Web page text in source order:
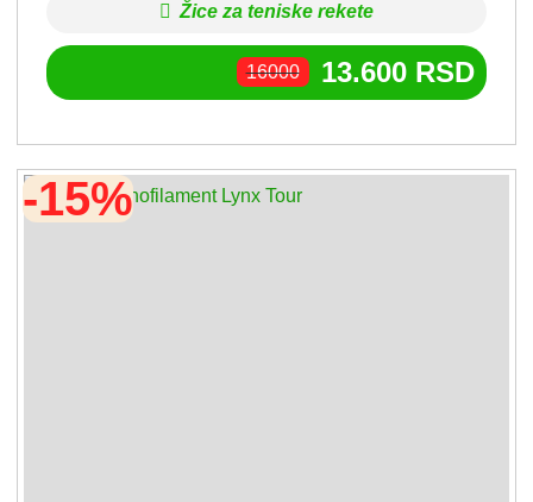
Žice za teniske rekete
16000 13.600 RSD
-15%